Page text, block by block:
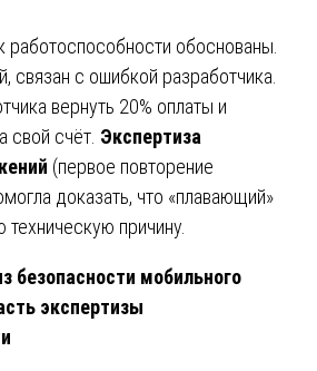
работоспособности обоснованы.
связан с ошибкой разработчика.
вернуть 20% оплаты и
свой счёт. Экспертиза
(первое повторение
доказать, что «плавающий»
причину.
безопасности мобильного
экспертизы